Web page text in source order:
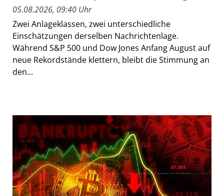
05.08.2026, 09:40 Uhr
Zwei Anlageklassen, zwei unterschiedliche
Einschätzungen derselben Nachrichtenlage.
Während S&P 500 und Dow Jones Anfang August auf
neue Rekordstände klettern, bleibt die Stimmung an
den...